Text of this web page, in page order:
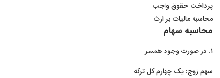
پرداخت حقوق واجب
محاسبه مالیات بر ارث
محاسبه سهام
۱. در صورت وجود همسر
سهم زوج: یک چهارم کل ترکه